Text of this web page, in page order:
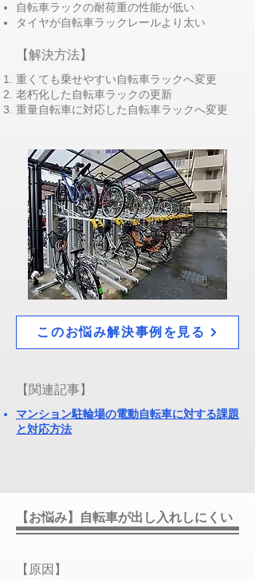
自転車ラックの耐荷重の性能が低い
タイヤが自転車ラックレールより太い
​【解決方法】
重くても乗せやすい自転車ラックへ変更
老朽化した自転車ラックの更新
​重量自転車に対応した自転車ラックへ変更
このお悩み解決事例を見る
​【関連記事】
マンション駐輪場の電動自転車に対する課題
と対応方法​​
【お悩み】自転車が出し入れしにくい
​【原因】